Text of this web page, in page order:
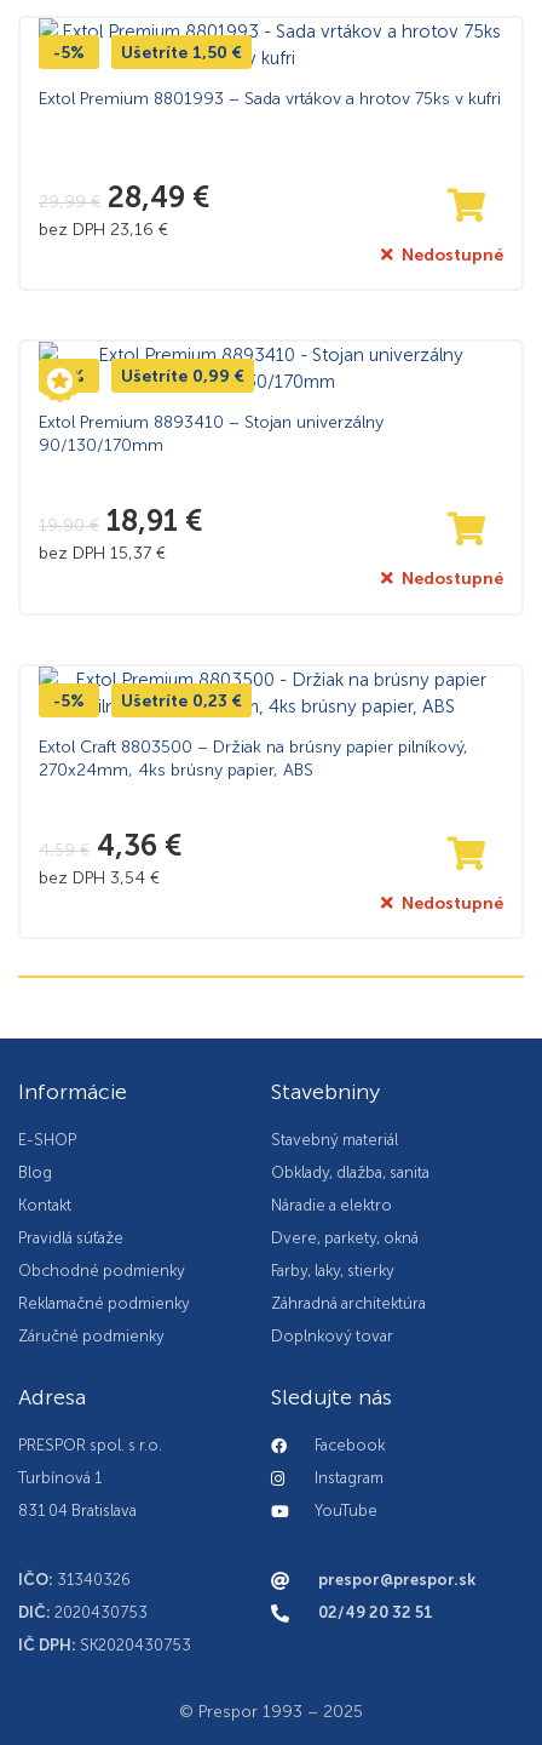
-5% Ušetríte 1,50 €
Extol Premium 8801993 – Sada vrtákov a hrotov 75ks v kufri
29,99€ 28,49 €
bez DPH 23,16 €
Nedostupné
-5% Ušetríte 0,99 €
Extol Premium 8893410 – Stojan univerzálny
90/130/170mm
19,90€ 18,91 €
bez DPH 15,37 €
Nedostupné
-5% Ušetríte 0,23 €
Extol Craft 8803500 – Držiak na brúsny papier pilníkový,
270x24mm, 4ks brúsny papier, ABS
4,59€ 4,36 €
bez DPH 3,54 €
Nedostupné
Informácie
E-SHOP
Blog
Kontakt
Pravidlá súťaže
Obchodné podmienky
Reklamačné podmienky
Záručné podmienky
Stavebniny
Stavebný materiál
Obklady, dlažba, sanita
Náradie a elektro
Dvere, parkety, okná
Farby, laky, stierky
Záhradná architektúra
Doplnkový tovar
Adresa
PRESPOR spol. s r.o.
Turbínová 1
831 04 Bratislava
IČO: 31340326
DIČ: 2020430753
IČ DPH: SK2020430753
Sledujte nás
Facebook
Instagram
YouTube
prespor@prespor.sk
02/49 20 32 51
© Prespor 1993 – 2025